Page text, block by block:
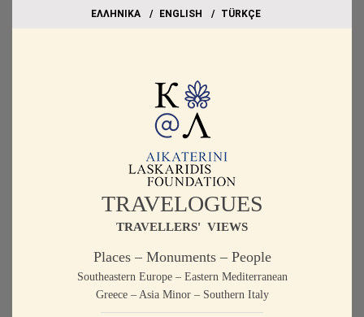
EΛΛΗΝΙΚΑ ΕΝGLISH TÜRKÇE
TRAVELOGUES
TRAVELLERS' VIEWS
Places – Monuments – People
Southeastern Europe – Eastern Mediterranean
Greece – Asia Minor – Southern Italy